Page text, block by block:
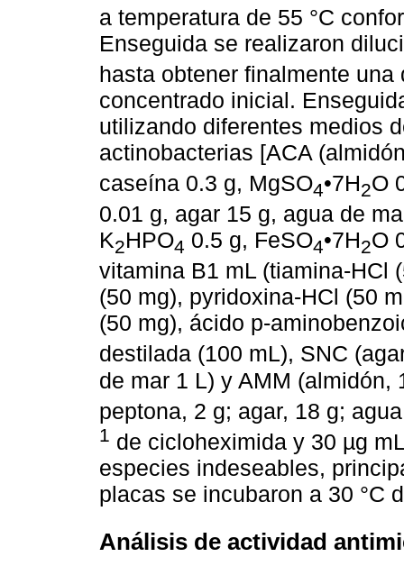
a temperatura de 55 °C
Enseguida se realizaron
hasta obtener finalmente
concentrado inicial.
utilizando diferentes medios
actinobacterias [ACA
caseína 0.3 g, MgSO4•7H2O
0.01 g, agar 15 g, agua de
K2HPO4 0.5 g, FeSO4•7H2O
vitamina B1 mL (tiamina-HCl
(50 mg), pyridoxina-HCl (50
(50 mg), ácido p-
destilada (100 mL), SNC
de mar 1 L) y AMM (almidón,
peptona, 2 g; agar, 18 g;
1 de cicloheximida y 30 µg
especies indeseables,
placas se incubaron a 30 °C
Análisis de actividad